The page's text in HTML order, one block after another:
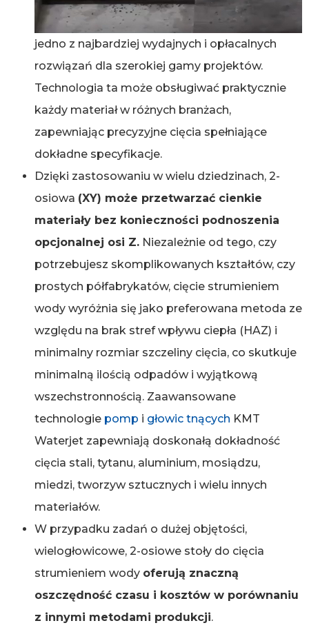
jedno z najbardziej wydajnych i opłacalnych
rozwiązań dla szerokiej gamy projektów.
Technologia ta może obsługiwać praktycznie
każdy materiał w różnych branżach,
zapewniając precyzyjne cięcia spełniające
dokładne specyfikacje.
Dzięki zastosowaniu w wielu dziedzinach, 2-
osiowa (XY) może przetwarzać cienkie
materiały bez konieczności podnoszenia
opcjonalnej osi Z. Niezależnie od tego, czy
potrzebujesz skomplikowanych kształtów, czy
prostych półfabrykatów, cięcie strumieniem
wody wyróżnia się jako preferowana metoda ze
względu na brak stref wpływu ciepła (HAZ) i
minimalny rozmiar szczeliny cięcia, co skutkuje
minimalną ilością odpadów i wyjątkową
wszechstronnością. Zaawansowane
technologie pomp i głowic tnących KMT
Waterjet zapewniają doskonałą dokładność
cięcia stali, tytanu, aluminium, mosiądzu,
miedzi, tworzyw sztucznych i wielu innych
materiałów.
W przypadku zadań o dużej objętości,
wielogłowicowe, 2-osiowe stoły do cięcia
strumieniem wody oferują znaczną
oszczędność czasu i kosztów w porównaniu
z innymi metodami produkcji.